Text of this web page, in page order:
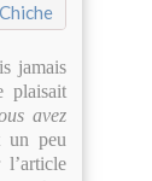
jamais
plaisait
avez
un peu